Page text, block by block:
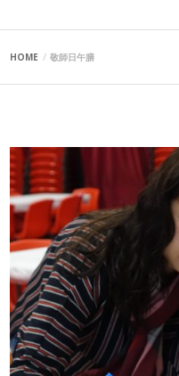
HOME 敬師日午膳